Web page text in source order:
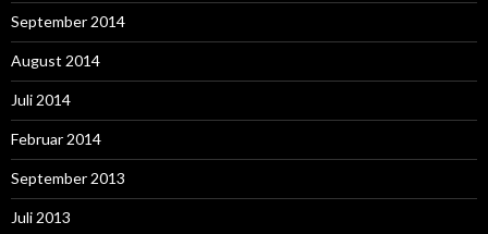
September 2014
August 2014
Juli 2014
Februar 2014
September 2013
Juli 2013